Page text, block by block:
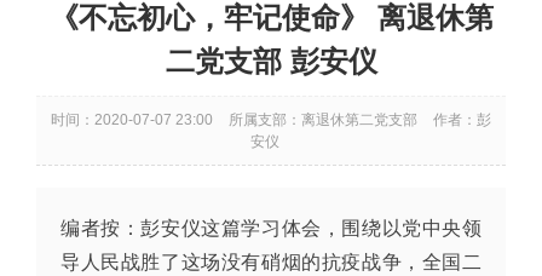
《不忘初心，牢记使命》 离退休第
二党支部 彭安仪
时间：2020-07-07 23:00 所属支部：离退休第二党支部
作者：彭
安仪
编者按：彭安仪这篇学习体会，围绕以党中央领
导人民战胜了这场没有硝烟的抗疫战争，全国二